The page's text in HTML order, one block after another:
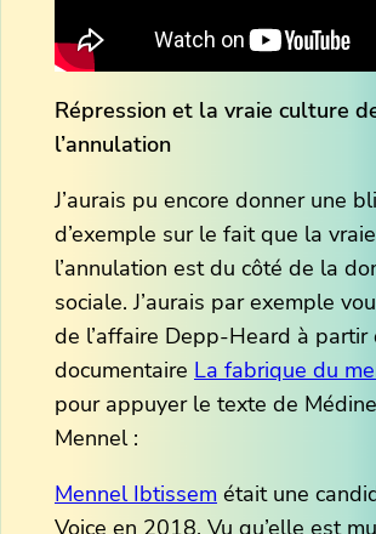
Répression et la vraie culture
l’annulation
J’aurais pu encore donner une
d’exemple sur le fait que la
l’annulation est du côté de la
sociale. J’aurais par exemple
de l’affaire Depp-Heard à partir
documentaire La fabrique du
pour appuyer le texte de
Mennel :
Mennel Ibtissem était une
Voice en 2018. Vu qu’elle est